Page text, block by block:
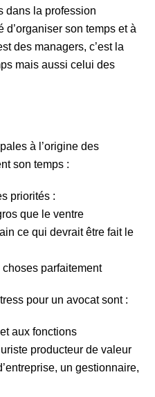
dans la profession
d’organiser son temps et à
des managers, c’est la
mais aussi celui des
à l’origine des
son temps :
priorités :
que le ventre
ce qui devrait être fait le
parfaitement
pour un avocat sont :
aux fonctions
producteur de valeur
un gestionnaire,